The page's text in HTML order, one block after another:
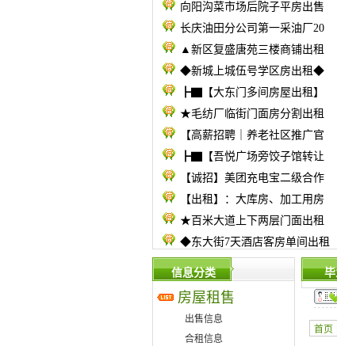
向阳沟菜市场后院子平房出售
长庆油田分公司第一采油厂20
▲新区复盛唐苑三楼商铺出租
◆新城上城伍号学区房出租◆
┣▇【大东门多间房屋出租】
★毛纺厂临街门面房分割出租
【高薪招聘｜养老社区推广官
┣▇【吾悦广场旁饺子馆转让
【诚招】美团充电宝二级合作
【出租】：大库房、加工用房
★百米大道上下两层门面出租
◆东大街7天酒店客房单间出租
信息分类
房屋租售
出售信息
合租信息
首页